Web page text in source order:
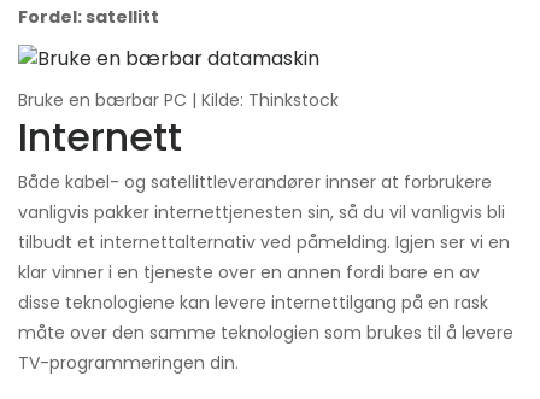
Fordel: satellitt
Bruke en bærbar PC | Kilde: Thinkstock
Internett
Både kabel- og satellittleverandører innser at forbrukere
vanligvis pakker internettjenesten sin, så du vil vanligvis bli
tilbudt et internettalternativ ved påmelding. Igjen ser vi en
klar vinner i en tjeneste over en annen fordi bare en av
disse teknologiene kan levere internettilgang på en rask
måte over den samme teknologien som brukes til å levere
TV-programmeringen din.